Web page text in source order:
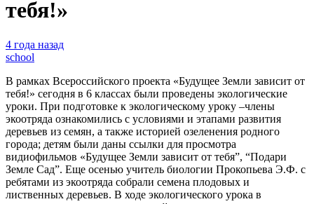
тебя!»
4 года назад
school
В рамках Всероссийского проекта «Будущее Земли зависит от
тебя!» сегодня в 6 классах были проведены экологические
уроки. При подготовке к экологическому уроку –члены
экоотряда ознакомились с условиями и этапами развития
деревьев из семян, а также историей озеленения родного
города; детям были даны ссылки для просмотра
видиофильмов «Будущее Земли зависит от тебя”, “Подари
Земле Сад”. Еще осенью учитель биологии Прокопьева Э.Ф. с
ребятами из экоотряда собрали семена плодовых и
лиственных деревьев. В ходе экологического урока в